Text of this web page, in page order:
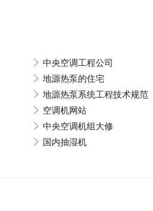
中央空调工程公司
地源热泵的住宅
地源热泵系统工程技术规范
空调机网站
中央空调机组大修
国内抽湿机